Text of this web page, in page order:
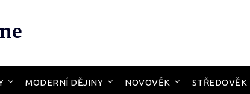
MODERNÍ DĚJINY NOVOVĚK STŘEDOVĚK